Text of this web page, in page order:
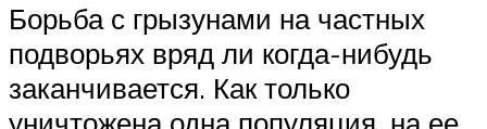
Борьба с грызунами на частных
подворьях вряд ли когда-нибудь
заканчивается. Как только